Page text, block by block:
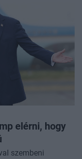
elérni, hogy
szembeni